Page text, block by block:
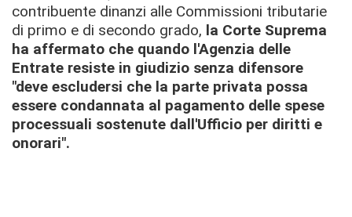
contribuente dinanzi alle Commissioni tributarie
di primo e di secondo grado, la Corte Suprema
ha affermato che quando l'Agenzia delle
Entrate resiste in giudizio senza difensore
"deve escludersi che la parte privata possa
essere condannata al pagamento delle spese
processuali sostenute dall'Ufficio per diritti e
onorari".